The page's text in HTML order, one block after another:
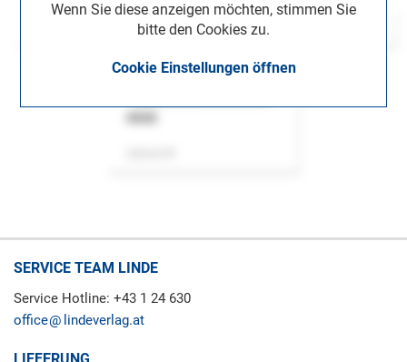
Wenn Sie diese anzeigen möchten, stimmen Sie
bitte den Cookies zu.
Cookie Einstellungen öffnen
SERVICE TEAM LINDE
Service Hotline: +43 1 24 630
office
lindeverlag.at